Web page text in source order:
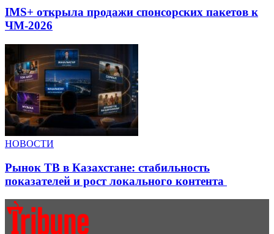
IMS+ открыла продажи спонсорских пакетов к
ЧМ-2026
НОВОСТИ
Рынок ТВ в Казахстане: стабильность
показателей и рост локального контента